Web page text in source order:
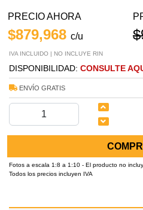
PRECIO AHORA
$879,968 c/u
IVA INCLUIDO | NO INCLUYE RIN
DISPONIBILIDAD: CONSULTE
ENVÍO GRATIS
Fotos a escala 1:8 a 1:10 - El producto no
Todos los precios incluyen IVA